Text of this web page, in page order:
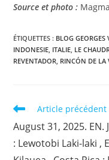
Source et photo :
ÉTIQUETTES : BLOG GEORGES
INDONESIE ITALIE LE
REVENTADOR RINCÓN DE LA
Read
articles
Article précédent
August 31, 2025.
: Lewotobi Laki-laki ,